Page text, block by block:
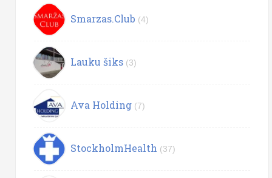
Smarzas.Club (4)
Lauku šiks (3)
Ava Holding (7)
StockholmHealth (37)